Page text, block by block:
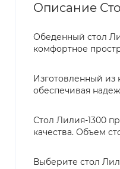
Описание
Обеденный стол
комфортное
Изготовленный из
обеспечивая
Стол Лилия-1300
качества. Объем
Выберите стол